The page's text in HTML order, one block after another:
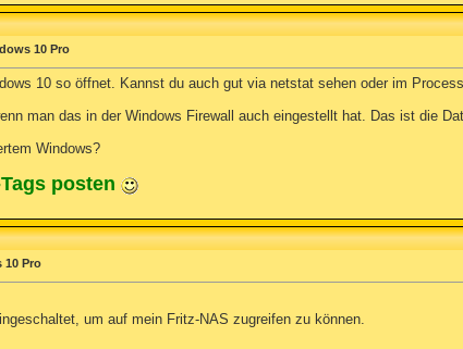
10 Pro
10 so öffnet. Kannst du auch gut via netstat sehen oder im
man das in der Windows Firewall auch eingestellt hat. Das ist die
Windows?
posten
10 Pro
um auf mein Fritz-NAS zugreifen zu können.